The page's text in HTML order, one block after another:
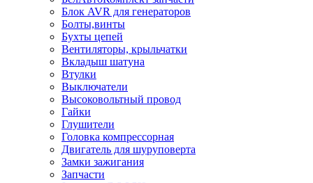
Блок AVR для генераторов
Болты,винты
Бухты цепей
Вентиляторы, крыльчатки
Вкладыш шатуна
Втулки
Выключатели
Высоковольтный провод
Гайки
Глушители
Головка компрессорная
Двигатель для шуруповерта
Замки зажигания
Запчасти